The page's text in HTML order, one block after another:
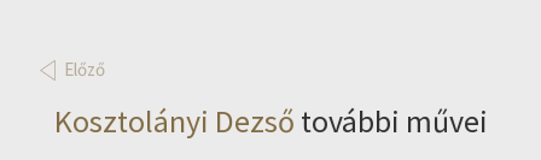
Előző
Kosztolányi Dezső további művei